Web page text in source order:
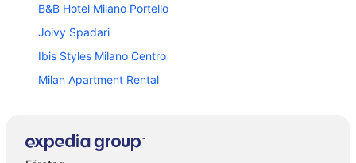
B&B Hotel Milano Portello
Joivy Spadari
Ibis Styles Milano Centro
Milan Apartment Rental
Hostel 3